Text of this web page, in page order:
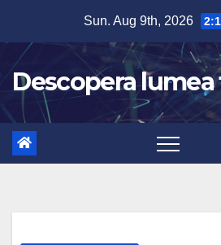
content
Sun. Aug 9th, 2026
Descopera